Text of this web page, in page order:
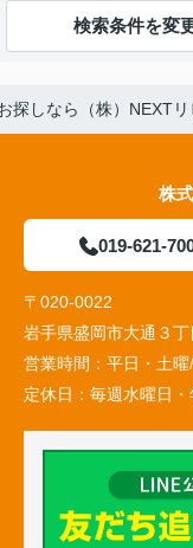
検索条件を変
探しなら（株）NEXT
株
019-621-
〒020-0022
岩手県盛岡市大通３
営業時間： 平日・土
定休日： 毎週水曜日